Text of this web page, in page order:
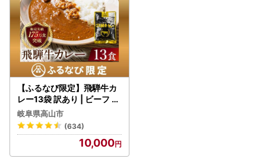
【ふるなび限定】飛騨牛カ
レー13袋 訳あり | ビーフ レ
トルト 訳あり DC006-CP
01 FN-Limited-VO
岐阜県高山市
(634)
10,000